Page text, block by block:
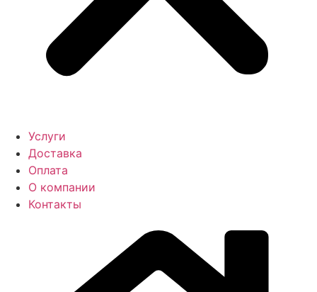
Услуги
Доставка
Оплата
О компании
Контакты